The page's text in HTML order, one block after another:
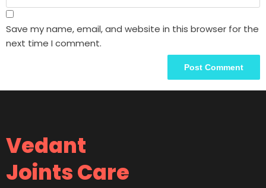
Save my name, email, and website in this browser for the
next time I comment.
Vedant
Joints Care